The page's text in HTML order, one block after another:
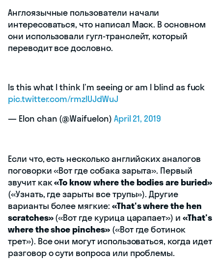
Англоязычные пользователи начали
интересоваться, что написал Маск. В основном
они использовали гугл-транслейт, который
переводит все дословно.
Is this what I think I’m seeing or am I blind as fuck
pic.twitter.com/rmzlUJdWuJ
— Elon chan (@Waifuelon) April 21, 2019
Если что, есть несколько английских аналогов
поговорки «Вот где собака зарыта». Первый
звучит как«To know where the bodies are buried»
(«Узнать, где зарыты все трупы»). Другие
варианты более мягкие: «That's where the hen
scratches»(«Вот где курица царапает») и «That's
where the shoe pinches»(«Вот где ботинок
трет»). Все они могут использоваться, когда идет
разговор о сути вопроса или проблемы.